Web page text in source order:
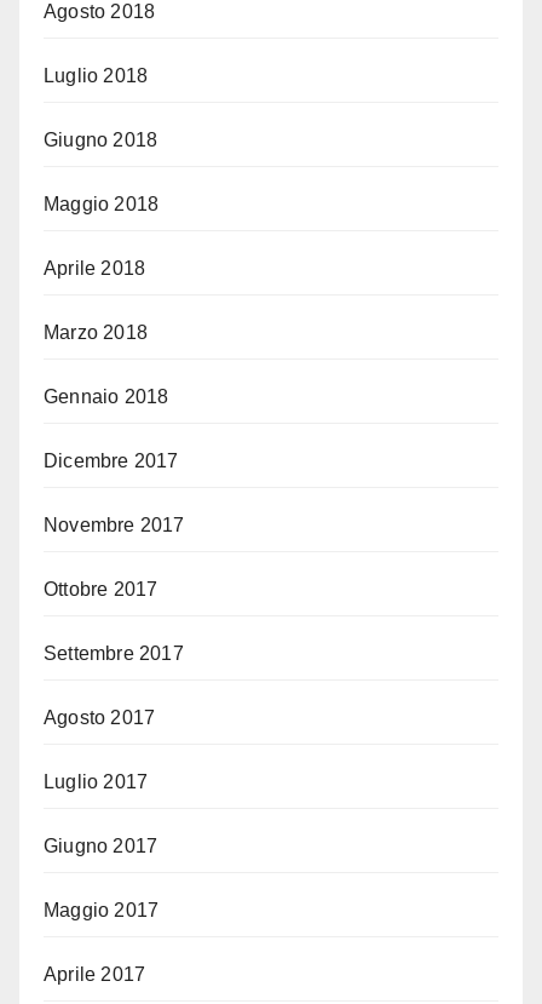
Agosto 2018
Luglio 2018
Giugno 2018
Maggio 2018
Aprile 2018
Marzo 2018
Gennaio 2018
Dicembre 2017
Novembre 2017
Ottobre 2017
Settembre 2017
Agosto 2017
Luglio 2017
Giugno 2017
Maggio 2017
Aprile 2017